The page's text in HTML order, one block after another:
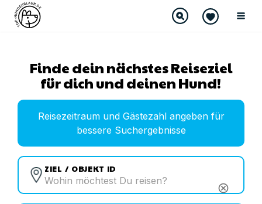
Finde dein nächstes Reiseziel
für dich und deinen Hund!
Reisezeitraum und Gästezahl angeben für
bessere Suchergebnisse
ZIEL / OBJEKT ID
cancel